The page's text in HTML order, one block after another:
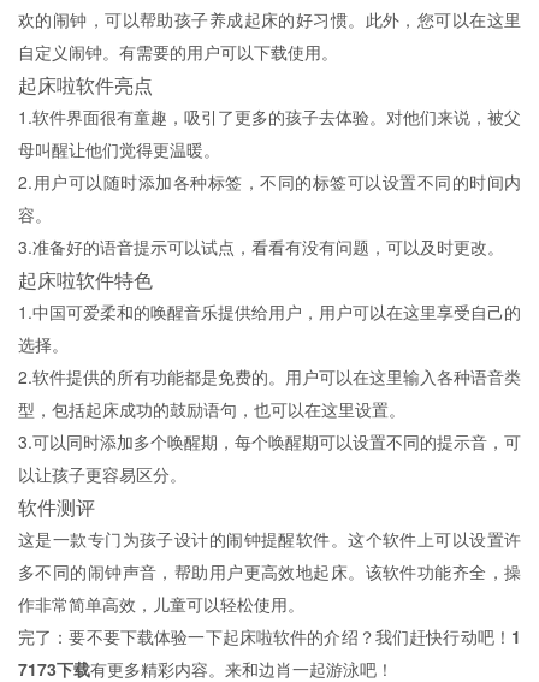
欢的闹钟，可以帮助孩子养成起床的好习惯。此外，您可以在这里
自定义闹钟。有需要的用户可以下载使用。
起床啦软件亮点
1.软件界面很有童趣，吸引了更多的孩子去体验。对他们来说，被父
母叫醒让他们觉得更温暖。
2.用户可以随时添加各种标签，不同的标签可以设置不同的时间内
容。
3.准备好的语音提示可以试点，看看有没有问题，可以及时更改。
起床啦软件特色
1.中国可爱柔和的唤醒音乐提供给用户，用户可以在这里享受自己的
选择。
2.软件提供的所有功能都是免费的。用户可以在这里输入各种语音类
型，包括起床成功的鼓励语句，也可以在这里设置。
3.可以同时添加多个唤醒期，每个唤醒期可以设置不同的提示音，可
以让孩子更容易区分。
软件测评
这是一款专门为孩子设计的闹钟提醒软件。这个软件上可以设置许
多不同的闹钟声音，帮助用户更高效地起床。该软件功能齐全，操
作非常简单高效，儿童可以轻松使用。
完了：要不要下载体验一下起床啦软件的介绍？我们赶快行动吧！ 1
7173下载有更多精彩内容。来和边肖一起游泳吧！